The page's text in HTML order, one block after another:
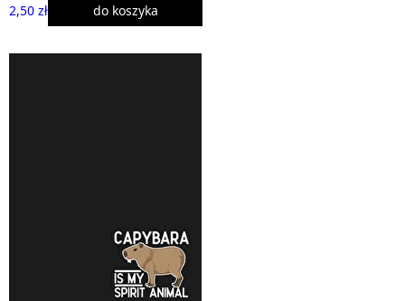
2,50 zł do koszyka